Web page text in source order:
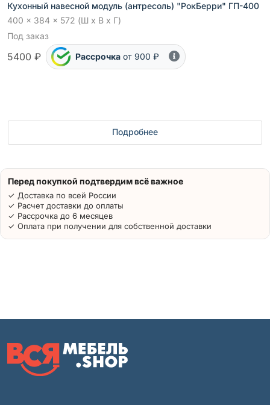
Кухонный навесной модуль (антресоль) "РокБерри" ГП-400
400 x 384 x 572 (Ш x В x Г)
Под заказ
5400 ₽ Рассрочка от 900 ₽
Подробнее
Перед покупкой подтвердим всё важное
✓ Доставка по всей России
✓ Расчет доставки до оплаты
✓ Рассрочка до 6 месяцев
✓ Оплата при получении для собственной доставки